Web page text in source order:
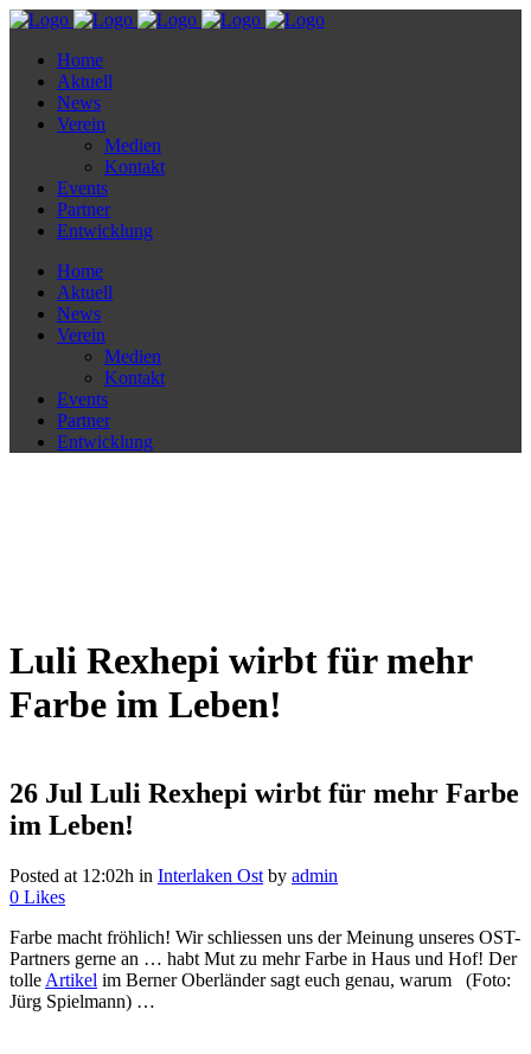
Home
Aktuell
News
Verein
Medien
Kontakt
Events
Partner
Entwicklung
Home
Aktuell
News
Verein
Medien
Kontakt
Events
Partner
Entwicklung
Luli Rexhepi wirbt für mehr
Farbe im Leben!
26 Jul Luli Rexhepi wirbt für mehr Farbe
im Leben!
Posted at 12:02h in Interlaken Ost by admin
0 Likes
Farbe macht fröhlich! Wir schliessen uns der Meinung unseres OST-
Partners gerne an … habt Mut zu mehr Farbe in Haus und Hof! Der
tolle Artikel im Berner Oberländer sagt euch genau, warum (Foto:
Jürg Spielmann) …